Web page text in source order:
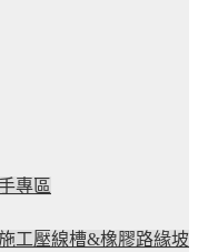
專區
工壓線槽&橡膠路緣坡